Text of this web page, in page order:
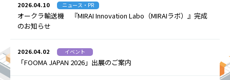
2026.04.10 ニュース・PR
オークラ輸送機 『MIRAI Innovation Labo（MIRAIラボ）』完成
のお知らせ
2026.04.02 イベント
「FOOMA JAPAN 2026」出展のご案内